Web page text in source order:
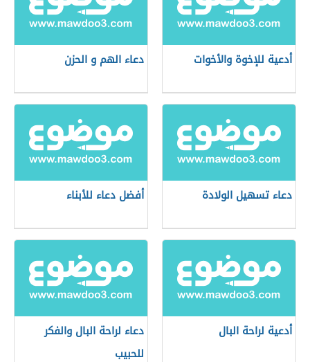
أدعية للإخوة والأخوات دعاء الهم و الحزن
دعاء تسهيل الولادة أفضل دعاء للأبناء
أدعية لراحة البال
دعاء لراحة البال والفكر
للحبيب